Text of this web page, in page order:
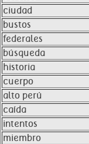
ciudad
bustos
federales
búsqueda
historia
cuerpo
alto perú
caída
intentos
miembro